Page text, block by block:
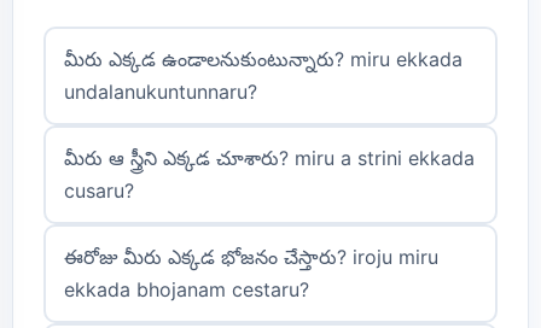
మీరు ఎక్కడ ఉండాలనుకుంటున్నారు? miru ekkada
undalanukuntunnaru?
మీరు ఆ స్త్రీని ఎక్కడ చూశారు? miru a strini ekkada
cusaru?
ఈరోజు మీరు ఎక్కడ భోజనం చేస్తారు? iroju miru
ekkada bhojanam cestaru?